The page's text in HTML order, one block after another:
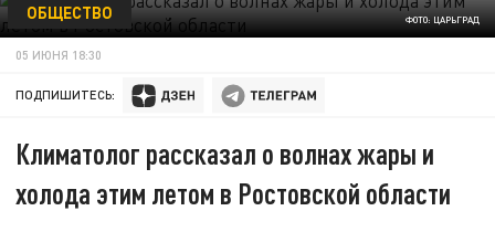
ФОТО: ЦАРЬГРАД
ОБЩЕСТВО
05 ИЮНЯ 18:30
ПОДПИШИТЕСЬ:
Климатолог рассказал о волнах жары и
холода этим летом в Ростовской области